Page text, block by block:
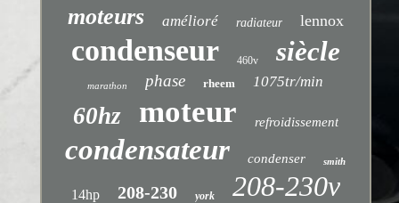
moteurs amélioré radiateur lennox
condenseur 460v siècle
marathon phase rheem 1075tr/min
60hz moteur refroidissement
condensateur condenser smith
14hp 208-230 york 208-230v